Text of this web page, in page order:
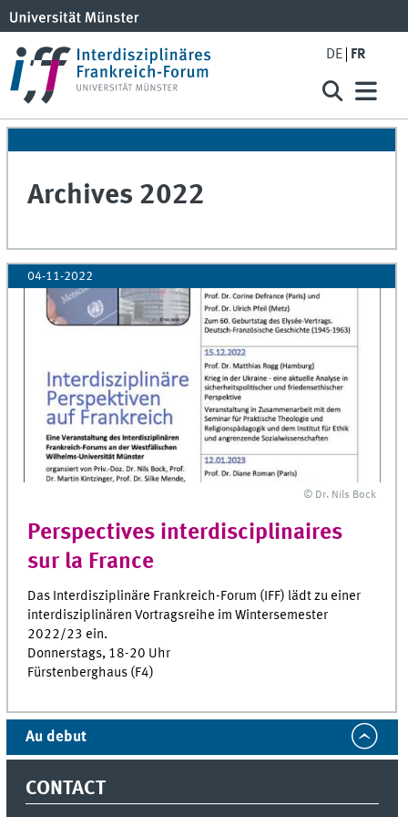
DE FR
Archives 2022
04-11-2022
© Dr. Nils Bock
Perspectives interdisciplinaires
sur la France
Das Interdisziplinäre Frankreich-Forum (IFF) lädt zu einer
interdisziplinären Vortragsreihe im Wintersemester
2022/23 ein.
Donnerstags, 18-20 Uhr
Fürstenberghaus (F4)
Au debut
CONTACT